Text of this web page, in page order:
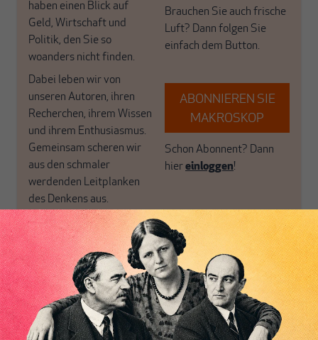
haben einen Blick auf
Geld, Wirtschaft und
Politik, den Sie so
woanders nicht finden.
Dabei leben wir von
unseren Autoren, ihren
Recherchen, ihrem Wissen
und ihrem Enthusiasmus.
Gemeinsam scheren wir
aus den schmaler
werdenden Leitplanken
des Denkens aus.
Brauchen Sie auch frische
Luft? Dann folgen Sie
einfach dem Button.
ABONNIEREN SIE
MAKROSKOP
Schon Abonnent? Dann
hiereinloggen!
Heiner Flassbeckist Mitbegründer von MAKROSKOP.Er war
Honorarprofessor an der Universität Hamburg, Chef-Volkswirt der
UNCTAD und Staatssekretär im BMF. Seine Hauptarbeitsgebiete sind